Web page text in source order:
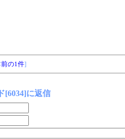
前の1件]
[6034]に返信